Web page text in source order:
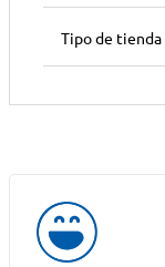
Tipo de tienda